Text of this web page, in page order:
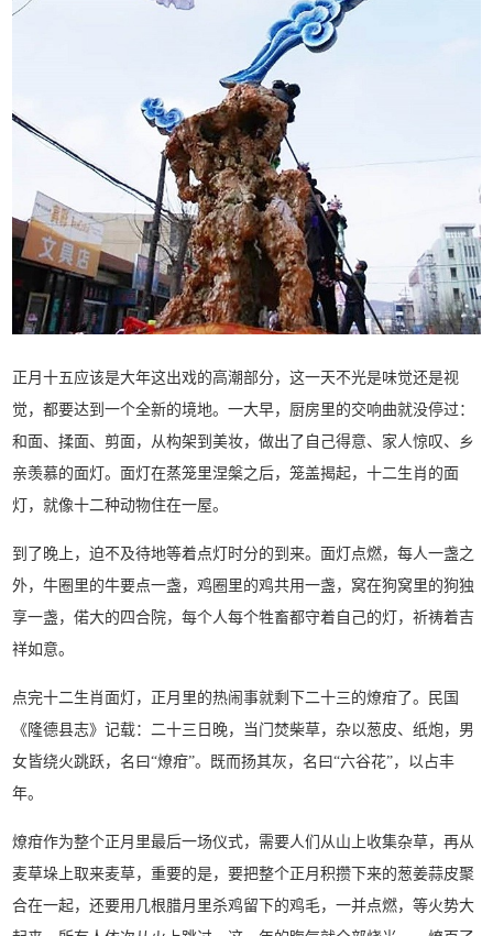
正月十五应该是大年这出戏的高潮部分，这一天不光是味觉还是视
觉，都要达到一个全新的境地。一大早，厨房里的交响曲就没停过：
和面、揉面、剪面，从构架到美妆，做出了自己得意、家人惊叹、乡
亲羡慕的面灯。面灯在蒸笼里涅槃之后，笼盖揭起，十二生肖的面
灯，就像十二种动物住在一屋。
到了晚上，迫不及待地等着点灯时分的到来。面灯点燃，每人一盏之
外，牛圈里的牛要点一盏，鸡圈里的鸡共用一盏，窝在狗窝里的狗独
享一盏，偌大的四合院，每个人每个牲畜都守着自己的灯，祈祷着吉
祥如意。
点完十二生肖面灯，正月里的热闹事就剩下二十三的燎疳了。民国
《隆德县志》记载：二十三日晚，当门焚柴草，杂以葱皮、纸炮，男
女皆绕火跳跃，名曰“燎疳”。既而扬其灰，名曰“六谷花”，以占丰
年。
燎疳作为整个正月里最后一场仪式，需要人们从山上收集杂草，再从
麦草垛上取来麦草，重要的是，要把整个正月积攒下来的葱姜蒜皮聚
合在一起，还要用几根腊月里杀鸡留下的鸡毛，一并点燃，等火势大